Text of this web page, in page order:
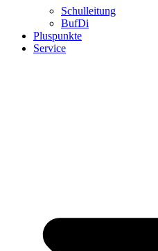
Schulleitung
BufDi
Pluspunkte
Service